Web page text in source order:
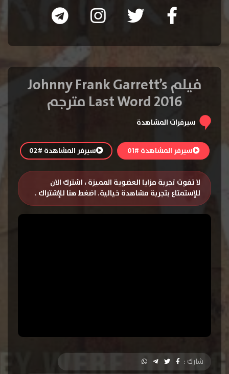
فيلم Johnny Frank Garrett’s
Last Word 2016 مترجم
سيرفرات المشاهدة
سيرفر المشاهدة #01 سيرفر المشاهدة #02
لا تفوت تجربة مزايا العضوية المميزة ، اشترك الان
للإستمتاع بتجربة مشاهدة خيالية. اضغط هنا للإشتراك .
شارك :